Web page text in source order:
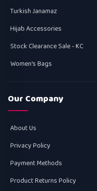
Turkish Janamaz
Hijab Accessories
Stock Clearance Sale - KC
Women's Bags
Our Company
About Us
Privacy Policy
Payment Methods
Product Returns Policy